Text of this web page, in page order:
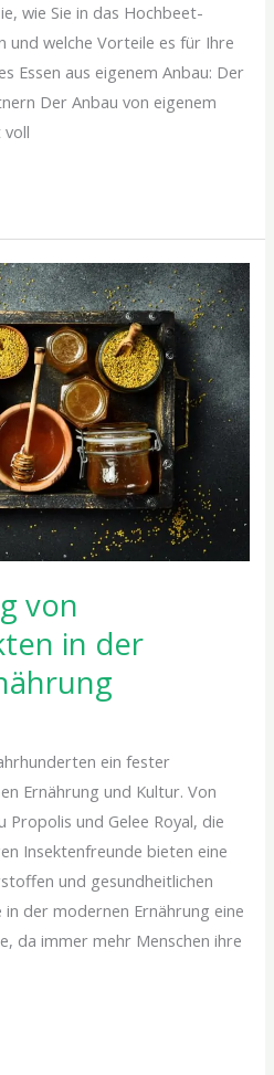
wie Sie in das Hochbeet-
und welche Vorteile es für Ihre
Essen aus eigenem Anbau: Der
Der Anbau von eigenem
voll
von
in der
ein fester
Ernährung und Kultur. Von
Propolis und Gelee Royal, die
Insektenfreunde bieten eine
und gesundheitlichen
der modernen Ernährung eine
da immer mehr Menschen ihre